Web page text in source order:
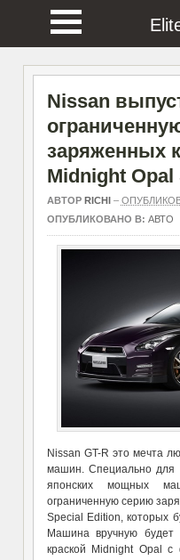
Nissan
заряженных
Midnight
АВТОР RICHI–
ОПУБЛИКОВАНО В: АВТО
Nissan GT-R это мечта
машин. Специально для
японских мощных
ограниченную серию
Special Edition, которых
Машина вручную будет
краской Midnight Opal